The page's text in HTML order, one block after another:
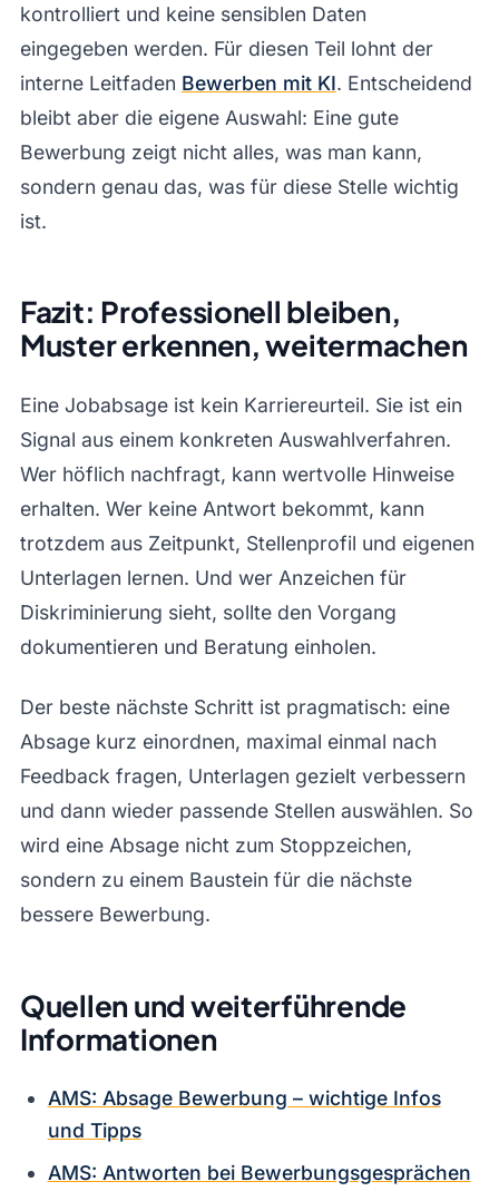
kontrolliert und keine sensiblen Daten
eingegeben werden. Für diesen Teil lohnt der
interne Leitfaden Bewerben mit KI. Entscheidend
bleibt aber die eigene Auswahl: Eine gute
Bewerbung zeigt nicht alles, was man kann,
sondern genau das, was für diese Stelle wichtig
ist.
Fazit: Professionell bleiben,
Muster erkennen, weitermachen
Eine Jobabsage ist kein Karriereurteil. Sie ist ein
Signal aus einem konkreten Auswahlverfahren.
Wer höflich nachfragt, kann wertvolle Hinweise
erhalten. Wer keine Antwort bekommt, kann
trotzdem aus Zeitpunkt, Stellenprofil und eigenen
Unterlagen lernen. Und wer Anzeichen für
Diskriminierung sieht, sollte den Vorgang
dokumentieren und Beratung einholen.
Der beste nächste Schritt ist pragmatisch: eine
Absage kurz einordnen, maximal einmal nach
Feedback fragen, Unterlagen gezielt verbessern
und dann wieder passende Stellen auswählen. So
wird eine Absage nicht zum Stoppzeichen,
sondern zu einem Baustein für die nächste
bessere Bewerbung.
Quellen und weiterführende
Informationen
AMS: Absage Bewerbung – wichtige Infos
und Tipps
AMS: Antworten bei Bewerbungsgesprächen